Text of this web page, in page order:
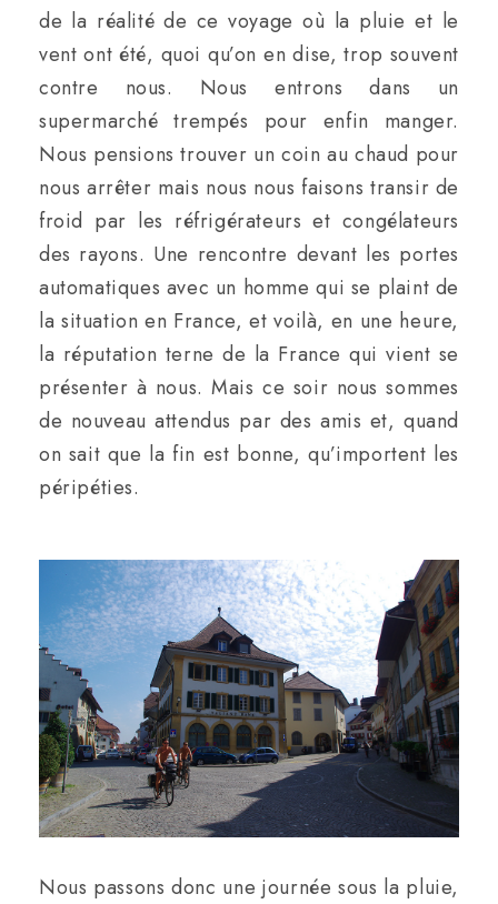
de la réalité de ce voyage où la pluie et le
vent ont été, quoi qu’on en dise, trop souvent
contre nous. Nous entrons dans un
supermarché trempés pour enfin manger.
Nous pensions trouver un coin au chaud pour
nous arrêter mais nous nous faisons transir de
froid par les réfrigérateurs et congélateurs
des rayons. Une rencontre devant les portes
automatiques avec un homme qui se plaint de
la situation en France, et voilà, en une heure,
la réputation terne de la France qui vient se
présenter à nous. Mais ce soir nous sommes
de nouveau attendus par des amis et, quand
on sait que la fin est bonne, qu’importent les
péripéties.
Nous passons donc une journée sous la pluie,